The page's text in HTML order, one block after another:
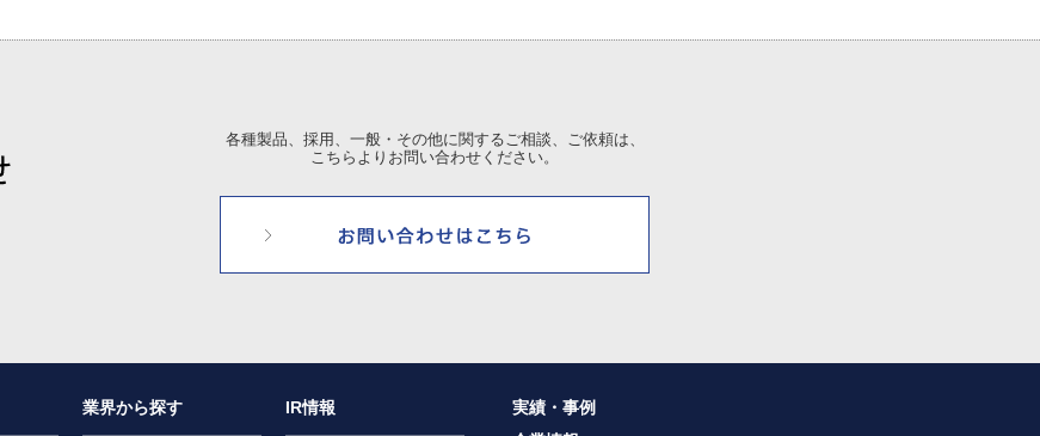
各種製品、採用、一般・その他に関するご相談、ご依頼は、
こちらよりお問い合わせください。
業界から探す IR情報
実績・事例